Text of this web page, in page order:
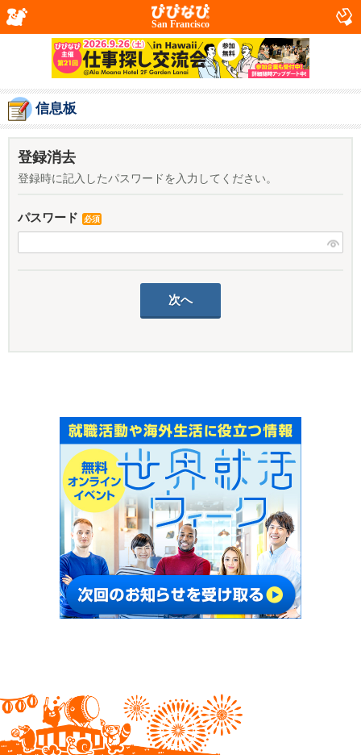
San Francisco
信息板
登録消去
登録時に記入したパスワードを入力してください。
パスワード 必須